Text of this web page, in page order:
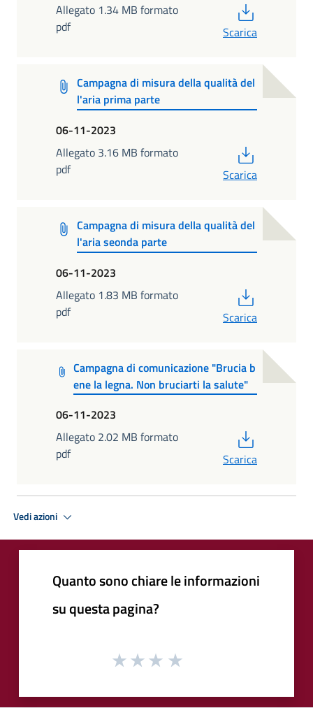
Allegato 1.34 MB formato
pdf
Scarica
Campagna di misura della qualità del
l'aria prima parte
06-11-2023
Allegato 3.16 MB formato
pdf
Scarica
Campagna di misura della qualità del
l'aria seonda parte
06-11-2023
Allegato 1.83 MB formato
pdf
Scarica
Campagna di comunicazione "Brucia b
ene la legna. Non bruciarti la salute"
06-11-2023
Allegato 2.02 MB formato
pdf
Scarica
Vedi azioni
Quanto sono chiare le informazioni
su questa pagina?